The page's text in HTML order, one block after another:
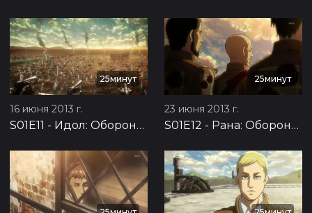
25минут
16 июня 2013 г.
S01E11 - Идол: Оборона Троста, часть 7
25минут
23 июня 2013 г.
S01E12 - Рана: Оборона Троста, часть 8